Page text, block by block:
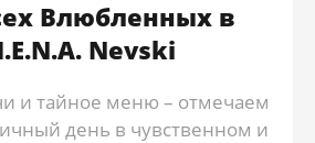
Влюбленных в
Nevski
и тайное меню – отмечаем
день в чувственном и